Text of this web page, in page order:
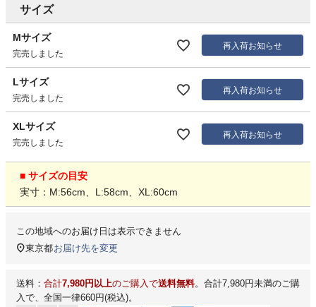
サイズ
Mサイズ
完売しました
再入荷お知らせ
Lサイズ
完売しました
再入荷お知らせ
XLサイズ
完売しました
再入荷お知らせ
■ サイズの目安
実寸：M:56cm、L:58cm、XL:60cm
この地域へのお届け日は表示できません
東京都お届け先を変更
送料： 合計7,980円以上のご購入で送料無料。合計7,980円未満のご購
入で、全国一律660円(税込)。